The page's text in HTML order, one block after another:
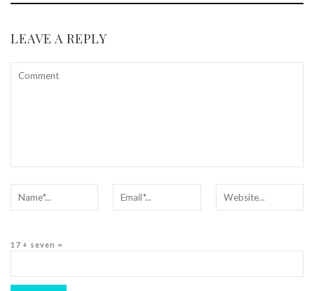
LEAVE A REPLY
17 + seven =